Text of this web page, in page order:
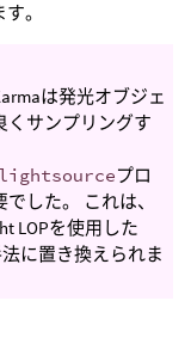
。
は発光オブジェ
くサンプリングす
プロ
した。 これは、
LOPを使用した
法に置き換えられま